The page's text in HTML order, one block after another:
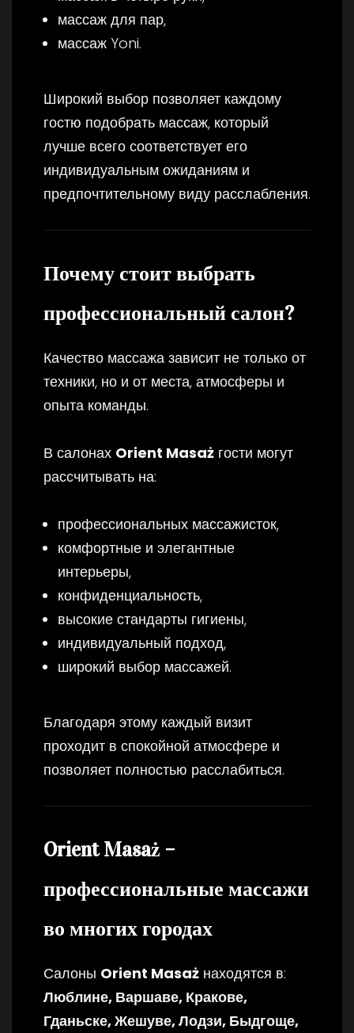
массаж для пар,
массаж Yoni.
Широкий выбор позволяет каждому
гостю подобрать массаж, который
лучше всего соответствует его
индивидуальным ожиданиям и
предпочтительному виду расслабления.
Почему стоит выбрать
профессиональный салон?
Качество массажа зависит не только от
техники, но и от места, атмосферы и
опыта команды.
В салонах Orient Masaż гости могут
рассчитывать на:
профессиональных массажисток,
комфортные и элегантные
интерьеры,
конфиденциальность,
высокие стандарты гигиены,
индивидуальный подход,
широкий выбор массажей.
Благодаря этому каждый визит
проходит в спокойной атмосфере и
позволяет полностью расслабиться.
Orient Masaż –
профессиональные массажи
во многих городах
Салоны Orient Masaż находятся в:
Люблине, Варшаве, Кракове,
Гданьске, Жешуве, Лодзи, Быдгоще,